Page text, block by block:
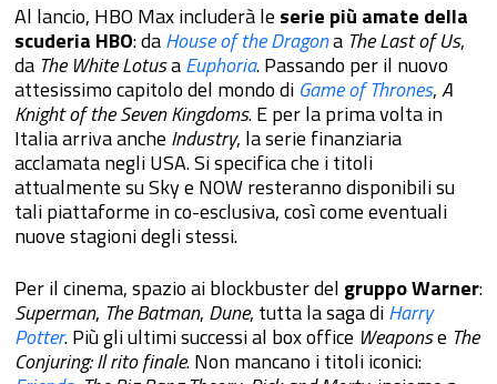
Al lancio, HBO Max includerà le serie più amate della
scuderia HBO: daHouse of the Dragona The Last of Us,
da The White LotusaEuphoria. Passando per il nuovo
attesissimo capitolo del mondo di Game of Thrones,A
Knight of the Seven Kingdoms. E per la prima volta in
Italia arriva anche Industry, la serie finanziaria
acclamata negli USA. Si specifica che i titoli
attualmente su Sky e NOW resteranno disponibili su
tali piattaforme in co-esclusiva, così come eventuali
nuove stagioni degli stessi.
Per il cinema, spazio ai blockbuster del gruppo Warner:
Superman, The Batman, Dune, tutta la saga diHarry
Potter. Più gli ultimi successi al box office Weaponse The
Conjuring: Il rito finale. Non mancano i titoli iconici: